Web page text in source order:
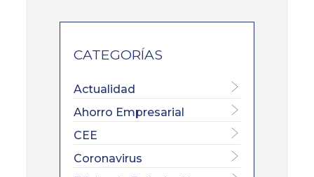
CATEGORÍAS
Actualidad
Ahorro Empresarial
CEE
Coronavirus